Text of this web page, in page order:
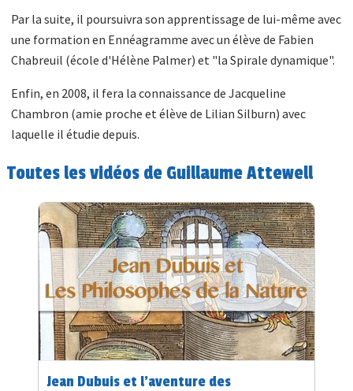
Par la suite, il poursuivra son apprentissage de lui-même avec
une formation en Ennéagramme avec un élève de Fabien
Chabreuil (école d'Hélène Palmer) et "la Spirale dynamique".
Enfin, en 2008, il fera la connaissance de Jacqueline
Chambron (amie proche et élève de Lilian Silburn) avec
laquelle il étudie depuis.
Toutes les vidéos de Guillaume Attewell
Jean Dubuis et l'aventure des